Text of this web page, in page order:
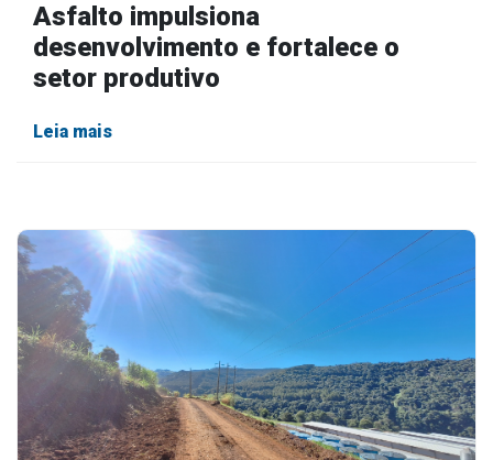
Asfalto impulsiona
desenvolvimento e fortalece o
setor produtivo
Leia mais